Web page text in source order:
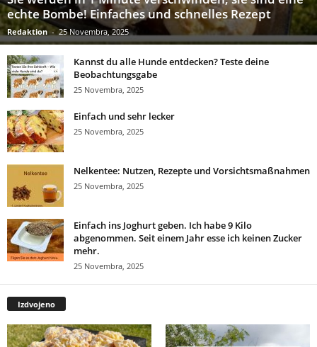
echte Bombe! Einfaches und schnelles Rezept
Redaktion - 25 Novembra, 2025
Kannst du alle Hunde entdecken? Teste deine
Beobachtungsgabe
25 Novembra, 2025
Einfach und sehr lecker
25 Novembra, 2025
Nelkentee: Nutzen, Rezepte und Vorsichtsmaßnahmen
25 Novembra, 2025
Einfach ins Joghurt geben. Ich habe 9 Kilo
abgenommen. Seit einem Jahr esse ich keinen Zucker
mehr.
25 Novembra, 2025
Izdvojeno